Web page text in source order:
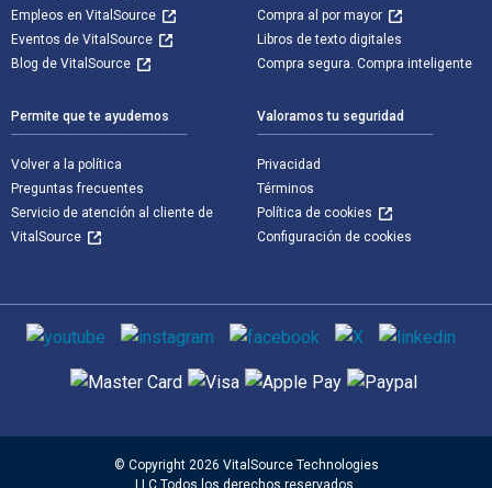
Empleos en VitalSource
Eventos de VitalSource
Blog de VitalSource
Compra al por mayor
Libros de texto digitales
Compra segura. Compra inteligente
Permite que te ayudemos
Volver a la política
Preguntas frecuentes
Servicio de atención al cliente de
VitalSource
Valoramos tu seguridad
Privacidad
Términos
Política de cookies
Configuración de cookies
Medios de comunicación social
Métodos de pago admitidos
© Copyright 2026 VitalSource Technologies
LLC Todos los derechos reservados.